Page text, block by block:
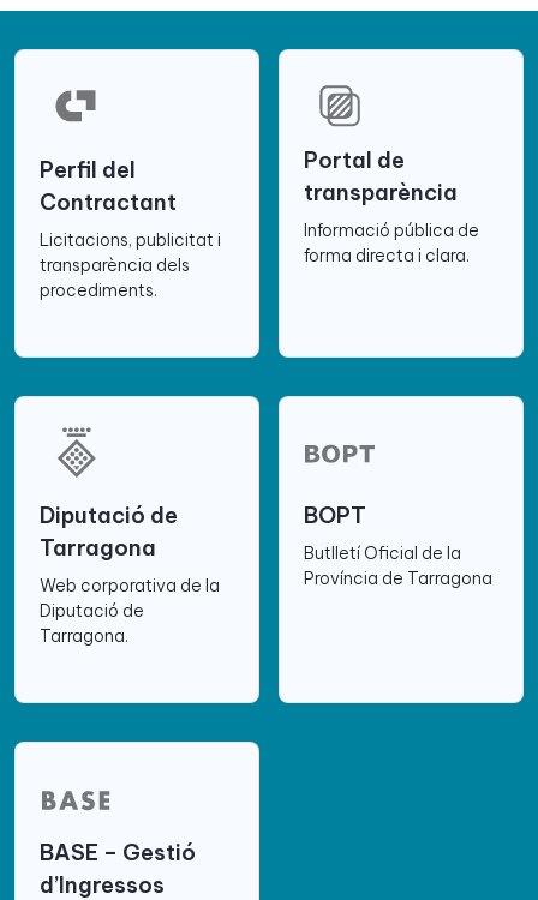
Perfil del
Contractant
Licitacions, publicitat i
transparència dels
procediments.
Portal de
transparència
Informació pública de
forma directa i clara.
Diputació de
Tarragona
Web corporativa de la
Diputació de
Tarragona.
BOPT
Butlletí Oficial de la
Província de Tarragona
BASE – Gestió
d’Ingressos